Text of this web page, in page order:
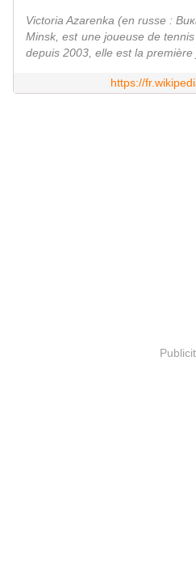
Victoria Azarenka (en russe :
Minsk, est une joueuse de
depuis 2003, elle est la première
https://